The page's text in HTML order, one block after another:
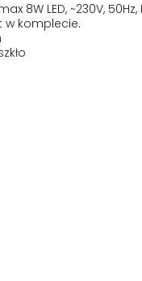
8W LED, ~230V,
w komplecie.